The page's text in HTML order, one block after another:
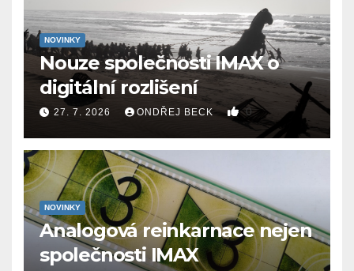
NOVINKY
Nouze společnosti IMAX o
digitální rozlišení
27. 7. 2026 ONDŘEJ BECK 0
NOVINKY
Analogová reinkarnace nejen
společnosti IMAX